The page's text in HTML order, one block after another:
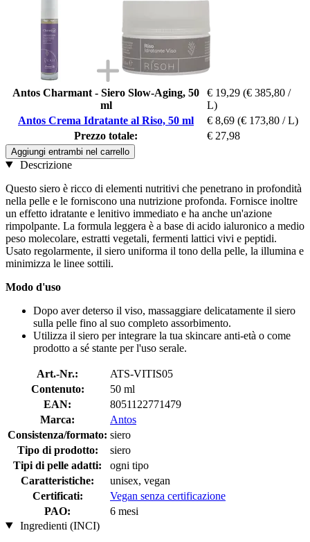
Antos Charmant - Siero Slow-Aging, 50
ml
€ 19,29 (€ 385,80 /
L)
Antos Crema Idratante al Riso, 50 ml
€ 8,69 (€ 173,80 / L)
Prezzo totale:
€ 27,98
Aggiungi entrambi nel carrello
Descrizione
Questo siero è ricco di elementi nutritivi che penetrano in profondità
nella pelle e le forniscono una nutrizione profonda. Fornisce inoltre
un effetto idratante e lenitivo immediato e ha anche un'azione
rimpolpante. La formula leggera è a base di acido ialuronico a medio
peso molecolare, estratti vegetali, fermenti lattici vivi e peptidi.
Usato regolarmente, il siero uniforma il tono della pelle, la illumina e
minimizza le linee sottili.
Modo d'uso
Dopo aver deterso il viso, massaggiare delicatamente il siero
sulla pelle fino al suo completo assorbimento.
Utilizza il siero per integrare la tua skincare anti-età o come
prodotto a sé stante per l'uso serale.
Art.-Nr.:
ATS-VITIS05
Contenuto:
50 ml
EAN:
8051122771479
Marca:
Antos
Consistenza/formato: siero
Tipo di prodotto:
siero
Tipi di pelle adatti:
ogni tipo
Caratteristiche:
unisex, vegan
Certificati:
Vegan senza certificazione
PAO:
6 mesi
Ingredienti (INCI)